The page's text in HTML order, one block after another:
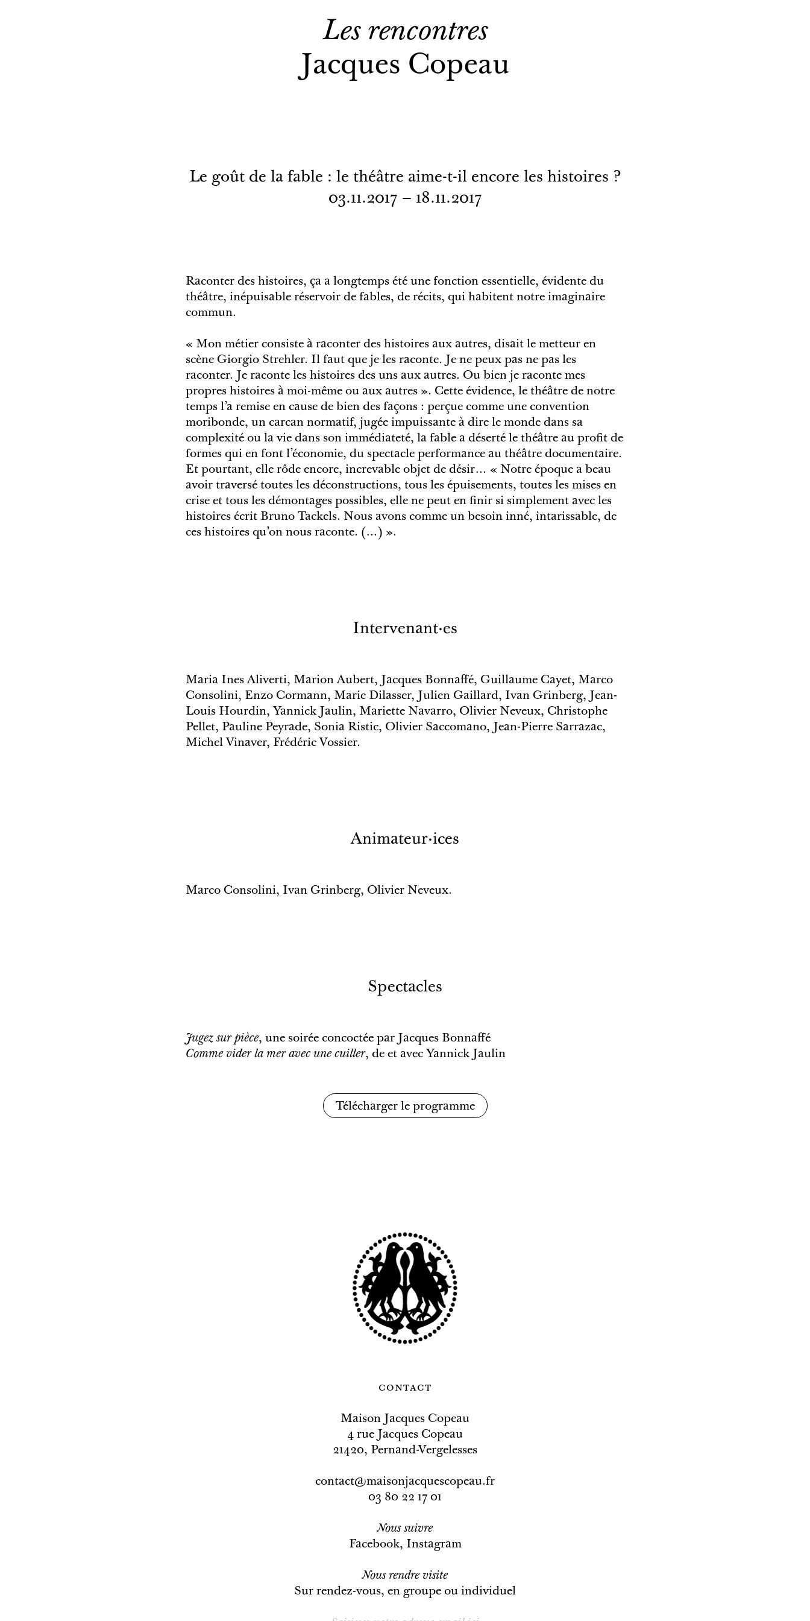
Les rencontres
Jacques Copeau
Le goût de la fable : le théâtre aime-t-il encore les histoires ?
03.11.2017 – 18.11.2017
Raconter des histoires, ça a longtemps été une fonction essentielle, évidente du
théâtre, inépuisable réservoir de fables, de récits, qui habitent notre imaginaire
commun.
« Mon métier consiste à raconter des histoires aux autres, disait le metteur en
scène Giorgio Strehler. Il faut que je les raconte. Je ne peux pas ne pas les
raconter. Je raconte les histoires des uns aux autres. Ou bien je raconte mes
propres histoires à moi-même ou aux autres ». Cette évidence, le théâtre de notre
temps l’a remise en cause de bien des façons : perçue comme une convention
moribonde, un carcan normatif, jugée impuissante à dire le monde dans sa
complexité ou la vie dans son immédiateté, la fable a déserté le théâtre au profit de
formes qui en font l’économie, du spectacle performance au théâtre documentaire.
Et pourtant, elle rôde encore, increvable objet de désir… « Notre époque a beau
avoir traversé toutes les déconstructions, tous les épuisements, toutes les mises en
crise et tous les démontages possibles, elle ne peut en finir si simplement avec les
histoires écrit Bruno Tackels. Nous avons comme un besoin inné, intarissable, de
ces histoires qu’on nous raconte. (…) ».
Intervenant·es
Maria Ines Aliverti, Marion Aubert, Jacques Bonnaffé, Guillaume Cayet, Marco
Consolini, Enzo Cormann, Marie Dilasser, Julien Gaillard, Ivan Grinberg, Jean-
Louis Hourdin, Yannick Jaulin, Mariette Navarro, Olivier Neveux, Christophe
Pellet, Pauline Peyrade, Sonia Ristic, Olivier Saccomano, Jean-Pierre Sarrazac,
Michel Vinaver, Frédéric Vossier.
Animateur·ices
Marco Consolini, Ivan Grinberg, Olivier Neveux.
Spectacles
Jugez sur pièce, une soirée concoctée par Jacques Bonnaffé
Comme vider la mer avec une cuiller, de et avec Yannick Jaulin
Télécharger le programme
contact
Maison Jacques Copeau
4 rue Jacques Copeau
21420, Pernand-Vergelesses
contact@maisonjacquescopeau.fr
03 80 22 17 01
Nous suivre
Facebook, Instagram
Nous rendre visite
Sur rendez-vous, en groupe ou individuel